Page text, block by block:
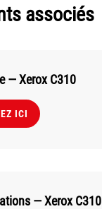
associés
— Xerox C310
ICI
— Xerox C310